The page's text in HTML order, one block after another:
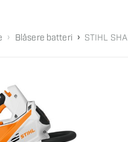
› Blåsere batteri › STIHL